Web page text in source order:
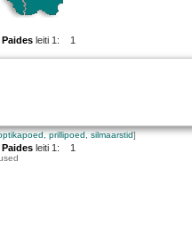
leiti 1: 1
prillipoed, silmaarstid]
leiti 1: 1